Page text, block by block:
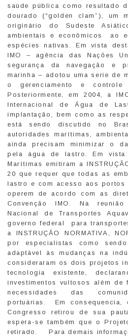
saúde pública como resultado
dourado (“golden clam”), um
originário do Sudeste
ambientais e econômicos ao
espécies nativas. Em vista
IMO – agência das Nações
segurança da navegação e
marinha – adotou uma serie de
o gerenciamento e
Posteriormente, em 2004, a
Internacional de Água de
implantação, bem como as
está sendo discutido no
autoridades marítimas,
ainda precisam minimizar o
pela água de lastro. Em vista
Marítimas emitiram a
20 que requer que todas as
lastro e com acesso aos
operem de acordo com as
Convenção IMO. Na
Nacional de Transportes
governo federal para
a INSTRUÇÃO NORMATIVA,
por especialistas como
adaptável às mudanças na
consideraram os dois projetos
tecnologia existente,
investimentos vultosos além de
necessidades das
portuárias. Em consequencia,
Congresso retirou de sua
espera-se também que o
retirado. Para demais